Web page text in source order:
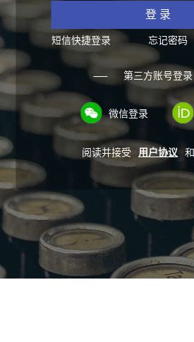
登 录
短信快捷登录 忘记密码
第三方账号登录
微信登录
阅读并接受 用户协议 和